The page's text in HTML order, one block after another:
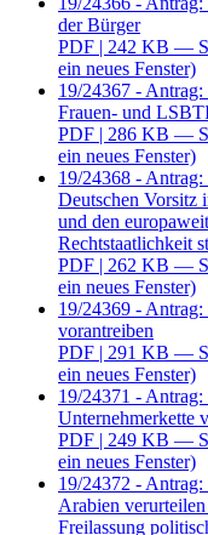
der Bürger
PDF | 242 KB —
ein neues Fenster)
19/24367 - Antrag:
Frauen- und
PDF | 286 KB —
ein neues Fenster)
19/24368 -
Deutschen Vorsitz
und den
Rechtstaatlichkeit
PDF | 262 KB —
ein neues Fenster)
19/24369 - Antrag:
vorantreiben
PDF | 291 KB —
ein neues Fenster)
19/24371 -
Unternehmerkette
PDF | 249 KB —
ein neues Fenster)
19/24372 - Antrag:
Arabien
Freilassung